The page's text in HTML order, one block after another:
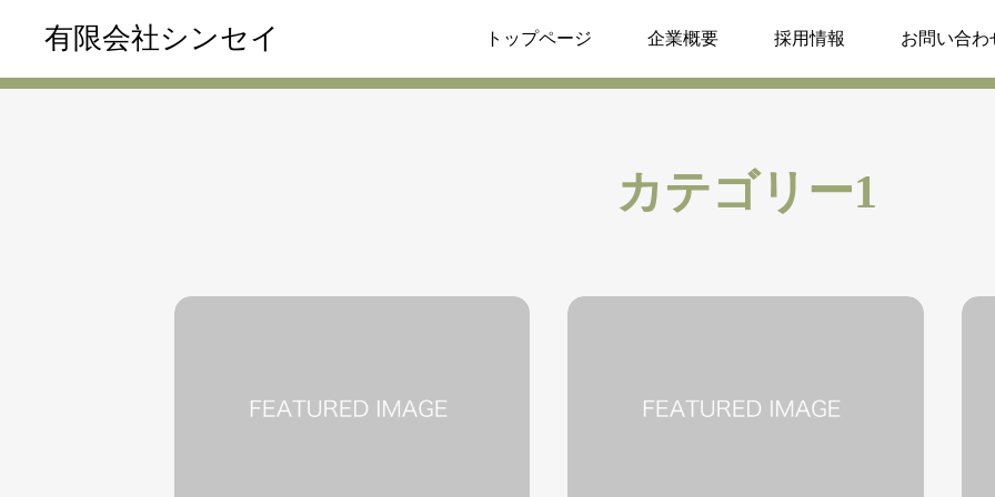
有限会社シンセイ トップページ 企業概要 採用情報 お問い合わ
事例
カテゴリー1